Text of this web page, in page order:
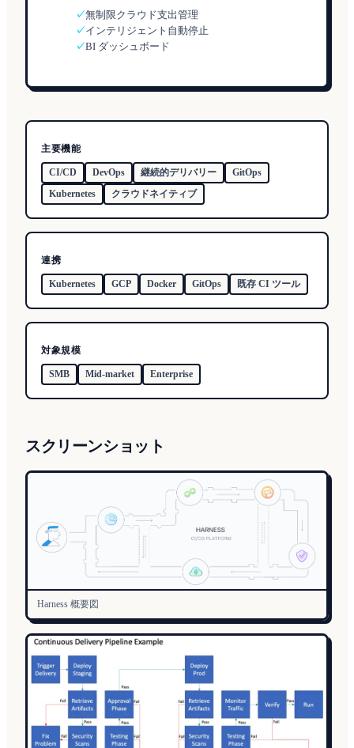
✓無制限クラウド支出管理
✓インテリジェント自動停止
✓BI ダッシュボード
主要機能
CI/CD DevOps 継続的デリバリー
GitOps
Kubernetes
クラウドネイティブ
連携
Kubernetes GCP Docker GitOps 既存 CI ツール
対象規模
SMB Mid-market Enterprise
スクリーンショット
Harness 概要図